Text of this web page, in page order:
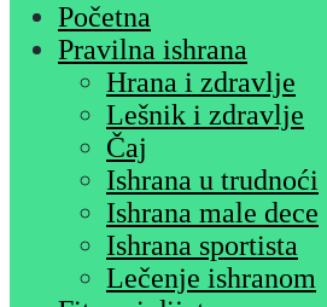
Početna
Pravilna ishrana
Hrana i zdravlje
Lešnik i zdravlje
Čaj
Ishrana u trudnoći
Ishrana male dece
Ishrana sportista
Lečenje ishranom